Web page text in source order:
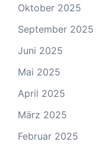
Oktober 2025
September 2025
Juni 2025
Mai 2025
April 2025
März 2025
Februar 2025